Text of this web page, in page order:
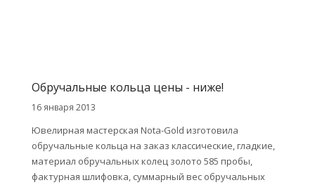
Обручальные кольца цены - ниже!
16 января 2013
Ювелирная мастерская Nota-Gold изготовила
обручальные кольца на заказ классические, гладкие,
материал обручальных колец золото 585 пробы,
фактурная шлифовка, суммарный вес обручальных